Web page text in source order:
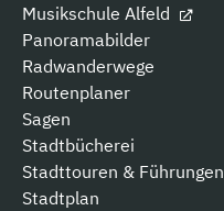
Musikschule Alfeld
Panoramabilder
Radwanderwege
Routenplaner
Sagen
Stadtbücherei
Stadttouren & Führungen
Stadtplan